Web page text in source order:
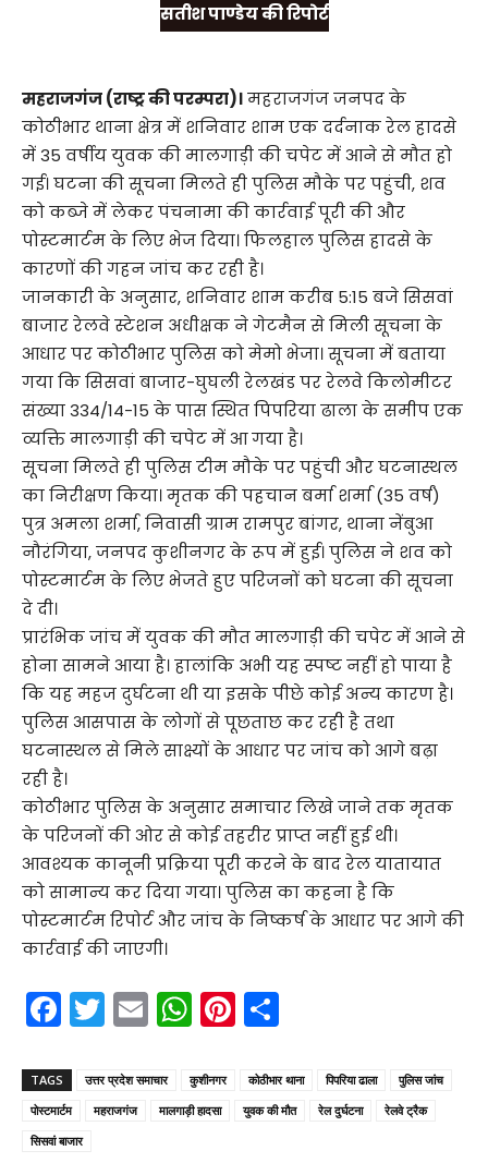
सतीश पाण्डेय की रिपोर्ट
महराजगंज (राष्ट्र की परम्परा)।महराजगंज जनपद के
कोठीभार थाना क्षेत्र में शनिवार शाम एक दर्दनाक रेल हादसे
में 35 वर्षीय युवक की मालगाड़ी की चपेट में आने से मौत हो
गई। घटना की सूचना मिलते ही पुलिस मौके पर पहुंची, शव
को कब्जे में लेकर पंचनामा की कार्रवाई पूरी की और
पोस्टमार्टम के लिए भेज दिया। फिलहाल पुलिस हादसे के
कारणों की गहन जांच कर रही है।
जानकारी के अनुसार, शनिवार शाम करीब 5:15 बजे सिसवां
बाजार रेलवे स्टेशन अधीक्षक ने गेटमैन से मिली सूचना के
आधार पर कोठीभार पुलिस को मेमो भेजा। सूचना में बताया
गया कि सिसवां बाजार-घुघली रेलखंड पर रेलवे किलोमीटर
संख्या 334/14-15 के पास स्थित पिपरिया ढाला के समीप एक
व्यक्ति मालगाड़ी की चपेट में आ गया है।
सूचना मिलते ही पुलिस टीम मौके पर पहुंची और घटनास्थल
का निरीक्षण किया। मृतक की पहचान बर्मा शर्मा (35 वर्ष)
पुत्र अमला शर्मा, निवासी ग्राम रामपुर बांगर, थाना नेंबुआ
नौरंगिया, जनपद कुशीनगर के रूप में हुई। पुलिस ने शव को
पोस्टमार्टम के लिए भेजते हुए परिजनों को घटना की सूचना
दे दी।
प्रारंभिक जांच में युवक की मौत मालगाड़ी की चपेट में आने से
होना सामने आया है। हालांकि अभी यह स्पष्ट नहीं हो पाया है
कि यह महज दुर्घटना थी या इसके पीछे कोई अन्य कारण है।
पुलिस आसपास के लोगों से पूछताछ कर रही है तथा
घटनास्थल से मिले साक्ष्यों के आधार पर जांच को आगे बढ़ा
रही है।
कोठीभार पुलिस के अनुसार समाचार लिखे जाने तक मृतक
के परिजनों की ओर से कोई तहरीर प्राप्त नहीं हुई थी।
आवश्यक कानूनी प्रक्रिया पूरी करने के बाद रेल यातायात
को सामान्य कर दिया गया। पुलिस का कहना है कि
पोस्टमार्टम रिपोर्ट और जांच के निष्कर्ष के आधार पर आगे की
कार्रवाई की जाएगी।
F
a
c
e
b
T
w
itt
er
E
m
ai
W
h
a
ts
Pi
nt
er
e
ar
e
TAGS उत्तर प्रदेश समाचार कुशीनगर कोठीभार थाना पिपरिया ढाला
पुलिस जांच
पोस्टमार्टम
महराजगंज मालगाड़ी हादसा युवक की मौत रेल दुर्घटना
रेलवे ट्रैक
सिसवां बाजार